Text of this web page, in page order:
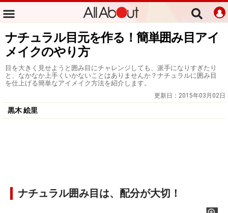
ナチュラル目元を作る！簡単囲み目アイ
メイクのやり方
目を大きく見せようと囲み目にチャレンジしても、派手になりすぎたり
と、なかなか上手くいかないことはありませんか？ナチュラルに囲み目
を仕上げる簡単なアイメイク方法を紹介します。
更新日： 2015年03月02日
黒木 絵里
ナチュラル囲み目は、配分が大切！